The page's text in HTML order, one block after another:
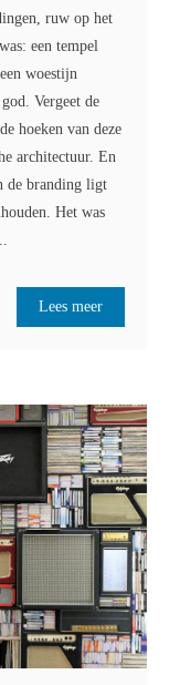
ruw op het
een tempel
woestijn
Vergeet de
hoeken van deze
architectuur. En
de branding ligt
Het was
Lees meer